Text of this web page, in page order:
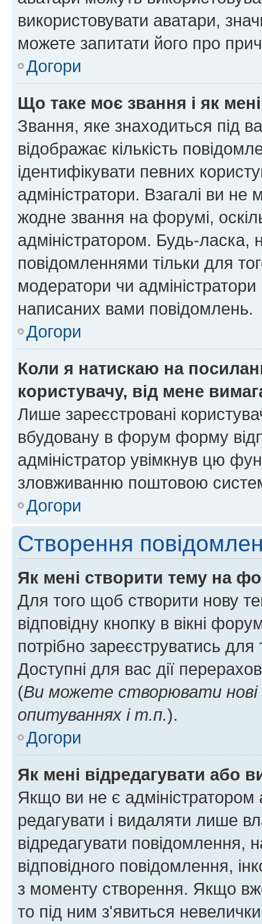
використовувати аватари,
можете запитати його про
Догори
Що таке моє звання і як
Звання, яке знаходиться під
відображає кількість
ідентифікувати певних
адміністратори. Взагалі ви
жодне звання на форумі,
адміністратором. Будь-
повідомленнями тільки для
модератори чи
написаних вами повідомлень.
Догори
Коли я натискаю на
користувачу, від мене
Лише зареєстровані
вбудовану в форум форму
адміністратор увімкнув цю
зловживанню поштовою
Догори
Створення
Як мені створити тему на
Для того щоб створити нову
відповідну кнопку в вікні
потрібно зареєструватись
Доступні для вас дії
(Ви можете створювати
опитуваннях і т.п.).
Догори
Як мені відредагувати або
Якщо ви не є
редагувати і видаляти лише
відредагувати повідомлення,
відповідного повідомлення,
з моменту створення. Якщо
то під ним з'явиться